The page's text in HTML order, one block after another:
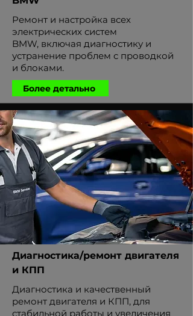
Ремонт и настройка всех
электрических систем
BMW, включая диагностику и
устранение проблем с проводкой
и блоками.
Более детально
Диагностика/ремонт двигателя
и КПП
Диагностика и качественный
ремонт двигателя и КПП, для
стабильной работы и увеличения